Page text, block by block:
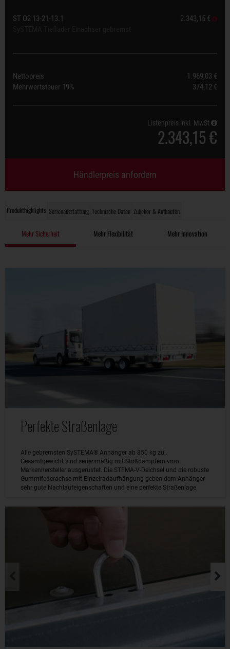
Produkthighlights Serienausstattung Technische Daten Zubehör & Aufbauten
Mehr Sicherheit Mehr Flexibilität Mehr Innovation
Perfekte Straßenlage
Alle gebremsten SySTEMA® Anhänger ab 850 kg zul.
Gesamtgewicht sind serienmäßig mit Stoßdämpfern vom
Markenhersteller ausgerüstet. Die STEMA-V-Deichsel und die robuste
Gummifederachse mit Einzelradaufhängung geben dem Anhänger
sehr gute Nachlaufeigenschaften und eine perfekte Straßenlage.
ST O2 13-21-13.1
2.343,15 €
Nettopreis
1.969,03 €
Mehrwertsteuer 19% 374,12 €
Listenpreis inkl. MwSt
2.343,15 €
Händlerpreis anfordern